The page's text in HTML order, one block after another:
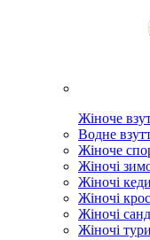
Жіноче
Водне
Жіноче
Жіночі
Жіночі кеди
Жіночі
Жіночі
Жіночі